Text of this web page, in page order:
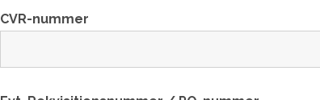
CVR-nummer